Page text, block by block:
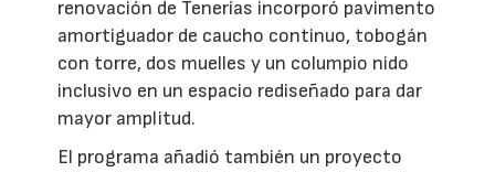
renovación de Tenerías incorporó pavimento
amortiguador de caucho continuo, tobogán
con torre, dos muelles y un columpio nido
inclusivo en un espacio rediseñado para dar
mayor amplitud.
El programa añadió también un proyecto